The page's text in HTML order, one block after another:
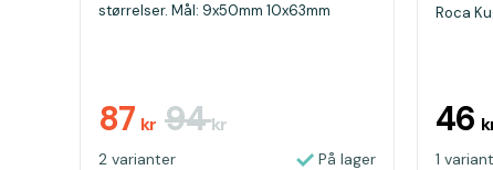
størrelser. Mål: 9x50mm 10x63mm
87 kr 94kr
2 varianter På lager
Roca
46
1 variant